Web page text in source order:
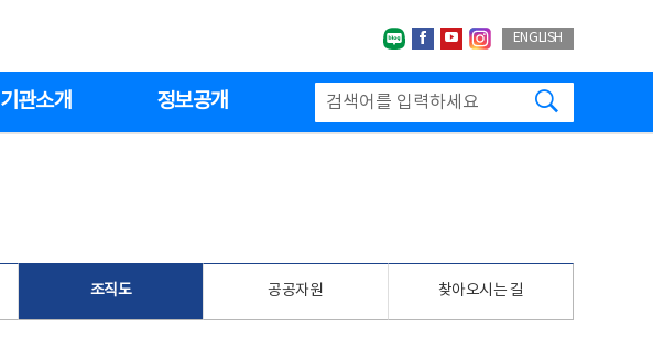
네이버블로그
페이스북
유투브인스타그랩
ENGLISH
기관소개 정보공개
조직도 공공자원 찾아오시는 길